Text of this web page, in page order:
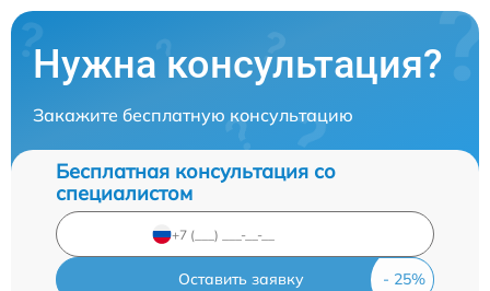
Нужна консультация?
Закажите бесплатную консультацию
Бесплатная консультация со
специалистом
Оставить заявку